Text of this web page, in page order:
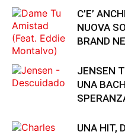
C’E’
NUOVA
BRAND
JENSEN
UNA
UNA HIT,